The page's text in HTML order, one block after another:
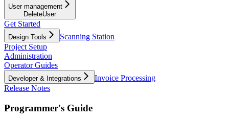
User management
DeleteUser
Get Started
Design Tools
Scanning Station
Project Setup
Administration
Operator Guides
Developer & Integrations
Invoice Processing
Release Notes
Programmer's Guide